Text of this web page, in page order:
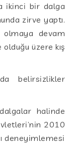
ikinci bir dalga
zirve yaptı.
devam
üzere kış
belirsizlikler
halinde
2010
deneyimlemesi